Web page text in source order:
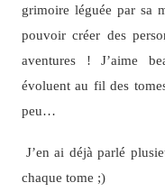
grimoire léguée par sa
pouvoir créer des
aventures ! J’aime
évoluent au fil des
peu…
J’en ai déjà parlé
chaque tome ;)